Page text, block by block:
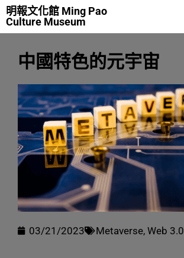
明報文化館 Ming Pao
Culture Museum
中國特色的元宇宙
03/21/2023 Metaverse, Web 3.0